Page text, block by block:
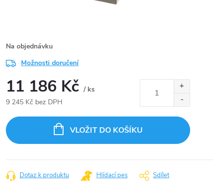
Na objednávku
Možnosti doručení
11 186 Kč / ks
9 245 Kč bez DPH
cena:
VLOŽIT DO KOŠÍKU
Dotaz k produktu Hlídací pes Sdílet